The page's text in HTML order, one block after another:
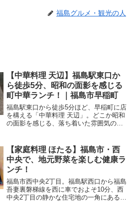
福島グルメ・観光の人
【中華料理 天辺】福島駅東口か
ら徒歩5分、昭和の面影を感じる
町中華ランチ！｜福島市早稲町
福島駅東口から徒歩5分ほど、早稲町に店
を構える「中華料理 天辺」。どこか昭和
の面影を感じる、落ち着いた雰囲気の町
きには活気ある声が行き交います。この
日は土曜日限定の...
【家庭料理 ほたる】福島市・西
中央で、地元野菜を楽しむ健康ラ
ンチ！
福島市西中央2丁目。福島駅西口から福島
吾妻裏磐梯線を西に車でおよそ10分、西
中央2丁目の静かな住宅地の一角にあるの